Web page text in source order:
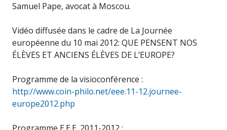
Samuel Pape, avocat à Moscou.
Vidéo diffusée dans le cadre de La Journée
européenne du 10 mai 2012: QUE PENSENT NOS
ÉLÈVES ET ANCIENS ÉLÈVES DE L’EUROPE?
Programme de la visioconférence :
http://www.coin-philo.net/eee.11-12.journee-
europe2012.php